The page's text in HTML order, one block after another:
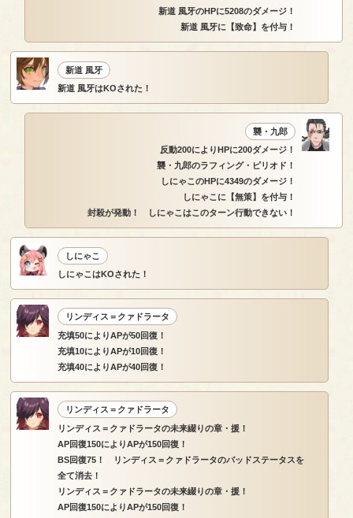
新道 風牙のHPに5208のダメージ！
新道 風牙に【致命】を付与！
新道 風牙
新道 風牙はKOされた！
襲・九郎
反動200によりHPに200ダメージ！
襲・九郎のラフィング・ピリオド！
しにゃこのHPに4349のダメージ！
しにゃこに【無策】を付与！
封殺が発動！ しにゃこはこのターン行動できない！
しにゃこ
しにゃこはKOされた！
リンディス＝クァドラータ
充填50によりAPが50回復！
充填10によりAPが10回復！
充填40によりAPが40回復！
リンディス＝クァドラータ
リンディス＝クァドラータの未来綴りの章・援！
AP回復150によりAPが150回復！
BS回復75！ リンディス＝クァドラータのバッドステータスを
全て消去！
リンディス＝クァドラータの未来綴りの章・援！
AP回復150によりAPが150回復！